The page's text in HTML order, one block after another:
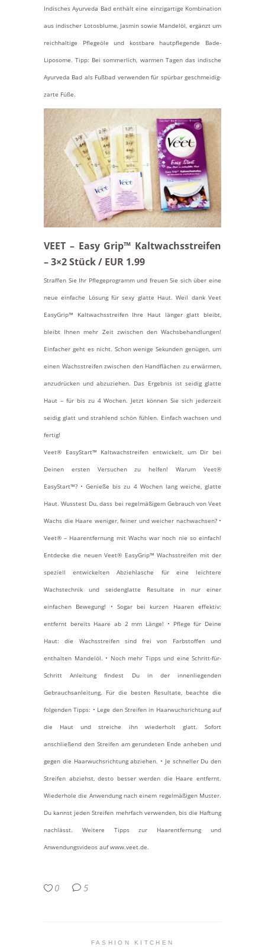
Indisches Ayurveda Bad enthält eine einzigartige Kombination
aus indischer Lotosblume, Jasmin sowie Mandelöl, ergänzt um
reichhaltige Pflegeöle und kostbare hautpflegende Bade-
Liposome. Tipp: Bei sommerlich, warmen Tagen das indische
Ayurveda Bad als Fußbad verwenden für spürbar geschmeidig-
zarte Füße.
VEET – Easy Grip™ Kaltwachsstreifen
– 3×2 Stück / EUR 1.99
Straffen Sie Ihr Pflegeprogramm und freuen Sie sich über eine
neue einfache Lösung für sexy glatte Haut. Weil dank Veet
EasyGrip™ Kaltwachsstreifen Ihre Haut länger glatt bleibt,
bleibt Ihnen mehr Zeit zwischen den Wachsbehandlungen!
Einfacher geht es nicht. Schon wenige Sekunden genügen, um
einen Wachsstreifen zwischen den Handflächen zu erwärmen,
anzudrücken und abzuziehen. Das Ergebnis ist seidig glatte
Haut – für bis zu 4 Wochen. Jetzt können Sie sich jederzeit
seidig glatt und strahlend schön fühlen. Einfach wachsen und
fertig!
Veet® EasyStart™ Kaltwachstreifen entwickelt, um Dir bei
Deinen ersten Versuchen zu helfen! Warum Veet®
EasyStart™? • Genieße bis zu 4 Wochen lang weiche, glatte
Haut. Wusstest Du, dass bei regelmäßigem Gebrauch von Veet
Wachs die Haare weniger, feiner und weicher nachwachsen? •
Veet® – Haarentfernung mit Wachs war noch nie so einfach!
Entdecke die neuen Veet® EasyGrip™ Wachsstreifen mit der
speziell entwickelten Abziehlasche für eine leichtere
Wachstechnik und seidenglatte Resultate in nur einer
einfachen Bewegung! • Sogar bei kurzen Haaren effektiv:
entfernt bereits Haare ab 2 mm Länge! • Pflege für Deine
Haut: die Wachsstreifen sind frei von Farbstoffen und
enthalten Mandelöl. • Noch mehr Tipps und eine Schritt-für-
Schritt Anleitung findest Du in der innenliegenden
Gebrauchsanleitung. Für die besten Resultate, beachte die
folgenden Tipps: • Lege den Streifen in Haarwuchsrichtung auf
die Haut und streiche ihn wiederholt glatt. Sofort
anschließend den Streifen am gerundeten Ende anheben und
gegen die Haarwuchsrichtung abziehen. • Je schneller Du den
Streifen abziehst, desto besser werden die Haare entfernt.
Wiederhole die Anwendung nach einem regelmäßigen Muster.
Du kannst jeden Streifen mehrfach verwenden, bis die Haftung
nachlässt. Weitere Tipps zur Haarentfernung und
Anwendungsvideos auf www.veet.de.
0 5
FASHION KITCHEN